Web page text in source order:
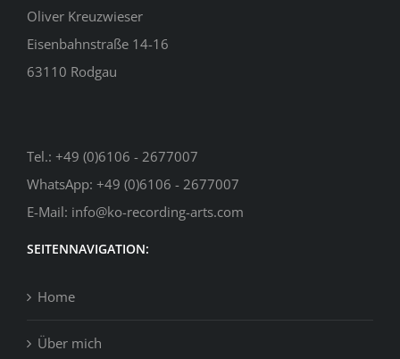
Oliver Kreuzwieser
Eisenbahnstraße 14-16
63110 Rodgau
Tel.: +49 (0)6106 - 2677007
WhatsApp: +49 (0)6106 - 2677007
E-Mail: info@ko-recording-arts.com
SEITENNAVIGATION:
Home
Über mich